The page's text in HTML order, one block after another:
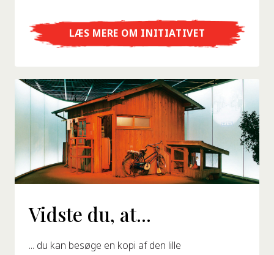
LÆS MERE OM INITIATIVET
Vidste du, at...
... du kan besøge en kopi af den lille